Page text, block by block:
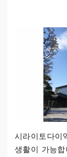
시라이토다이
생활이 가능